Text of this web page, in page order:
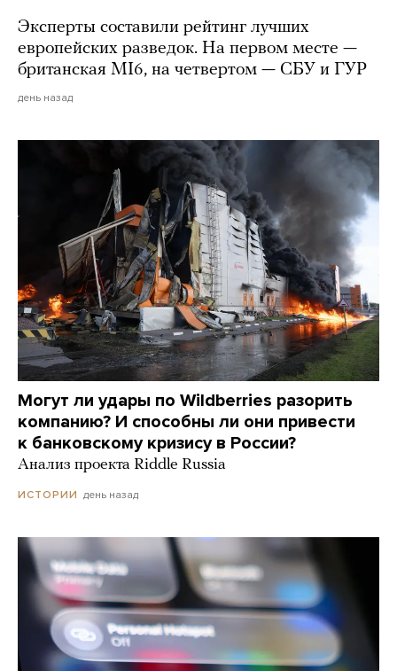
Эксперты составили рейтинг лучших
европейских разведок. На первом месте —
британская MI6, на четвертом — СБУ и ГУР
день назад
Могут ли удары по Wildberries разорить
компанию? И способны ли они привести
к банковскому кризису в России?
Анализ проекта Riddle Russia
ИСТОРИИ день назад